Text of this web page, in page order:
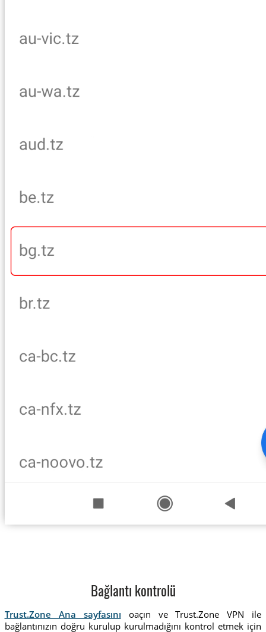
Bağlantı kontrolü
Trust.Zone Ana sayfasını oaçın ve Trust.Zone VPN ile
bağlantınızın doğru kurulup kurulmadığını kontrol etmek için